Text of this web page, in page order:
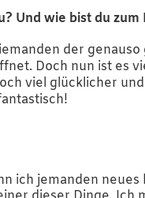
Und wie bist du
der
Doch nun ist es
viel glücklicher
ich jemanden